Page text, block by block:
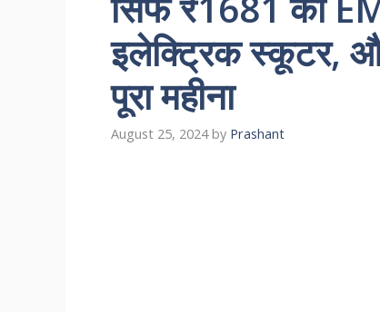
इलेक्ट्रिक स्कूटर,
पूरा महीना
August 25, 2024 by Prashant